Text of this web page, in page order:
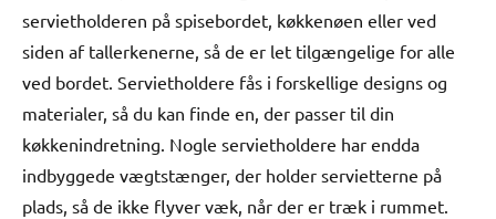
servietholderen på spisebordet, køkkenøen eller ved
siden af tallerkenerne, så de er let tilgængelige for alle
ved bordet. Servietholdere fås i forskellige designs og
materialer, så du kan finde en, der passer til din
køkkenindretning. Nogle servietholdere har endda
indbyggede vægtstænger, der holder servietterne på
plads, så de ikke flyver væk, når der er træk i rummet.